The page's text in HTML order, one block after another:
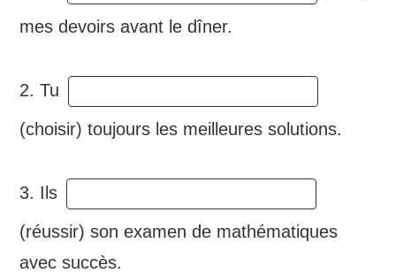
mes devoirs avant le dîner.
2. Tu
(choisir) toujours les meilleures solutions.
3. Ils
(réussir) son examen de mathématiques
avec succès.